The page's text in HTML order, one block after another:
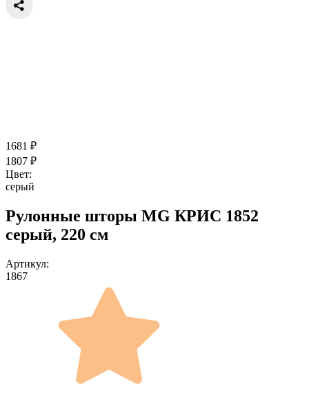
1681 ₽
1807 ₽
Цвет:
серый
Рулонные шторы MG КРИС 1852
серый, 220 см
Артикул:
1867